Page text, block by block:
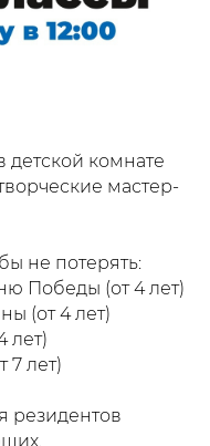
детской комнате
мастер-
не потерять:
Победы (от 4 лет)
(от 4 лет)
лет)
7 лет)
резидентов